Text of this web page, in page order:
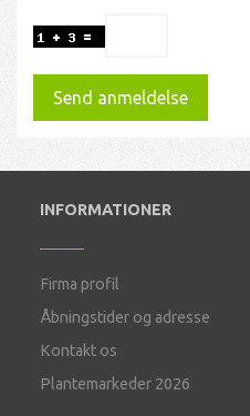
Send anmeldelse
INFORMATIONER
Firma profil
Åbningstider og adresse
Kontakt os
Plantemarkeder 2026